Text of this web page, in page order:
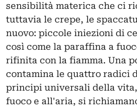
sensibilità materica che ci
tuttavia le crepe, le
nuovo: piccole iniezioni di
così come la paraffina a
rifinita con la fiamma. Una
contamina le quattro radici
principi universali della
fuoco e all'aria, si